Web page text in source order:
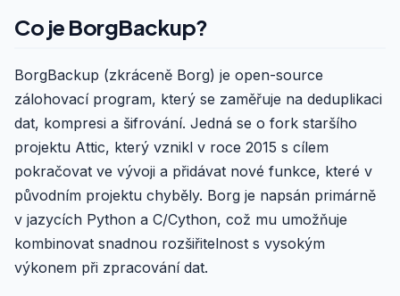
Co je BorgBackup?
BorgBackup (zkráceně Borg) je open-source
zálohovací program, který se zaměřuje na deduplikaci
dat, kompresi a šifrování. Jedná se o fork staršího
projektu Attic, který vznikl v roce 2015 s cílem
pokračovat ve vývoji a přidávat nové funkce, které v
původním projektu chyběly. Borg je napsán primárně
v jazycích Python a C/Cython, což mu umožňuje
kombinovat snadnou rozšiřitelnost s vysokým
výkonem při zpracování dat.